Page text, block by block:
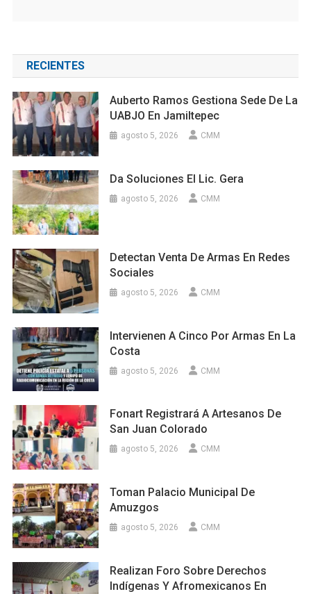
RECIENTES
Auberto Ramos Gestiona Sede De La
UABJO En Jamiltepec
agosto 5, 2026 CMM
Da Soluciones El Lic. Gera
agosto 5, 2026 CMM
Detectan Venta De Armas En Redes
Sociales
agosto 5, 2026 CMM
Intervienen A Cinco Por Armas En La
Costa
agosto 5, 2026 CMM
Fonart Registrará A Artesanos De
San Juan Colorado
agosto 5, 2026 CMM
Toman Palacio Municipal De
Amuzgos
agosto 5, 2026 CMM
Realizan Foro Sobre Derechos
Indígenas Y Afromexicanos En